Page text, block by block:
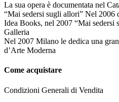
La sua opera è documentata nel
“Mai sedersi sugli allori” Nel
Idea Books, nel 2007 “Mai
Galleria
Nel 2007 Milano le dedica una
d’Arte Moderna
Come acquistare
Condizioni Generali di Vendita